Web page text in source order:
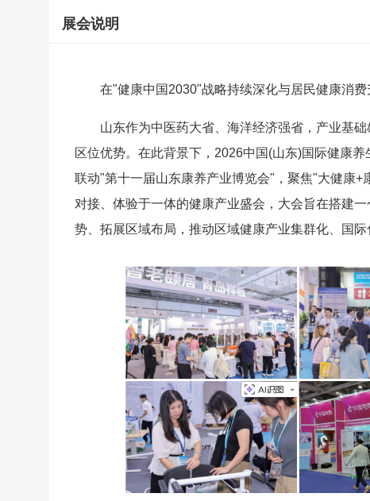
展会说明
在"健康中国2030"战略持续深化与居民健康消
山东作为中医药大省、海洋经济强省，产业基
区位优势。在此背景下，2026中国(山东)国际健康
联动"第十一届山东康养产业博览会"，聚焦"大健康+
对接、体验于一体的健康产业盛会，大会旨在搭建
势、拓展区域布局，推动区域健康产业集群化、国际